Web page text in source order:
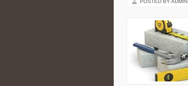
POSTED BY ADMIN